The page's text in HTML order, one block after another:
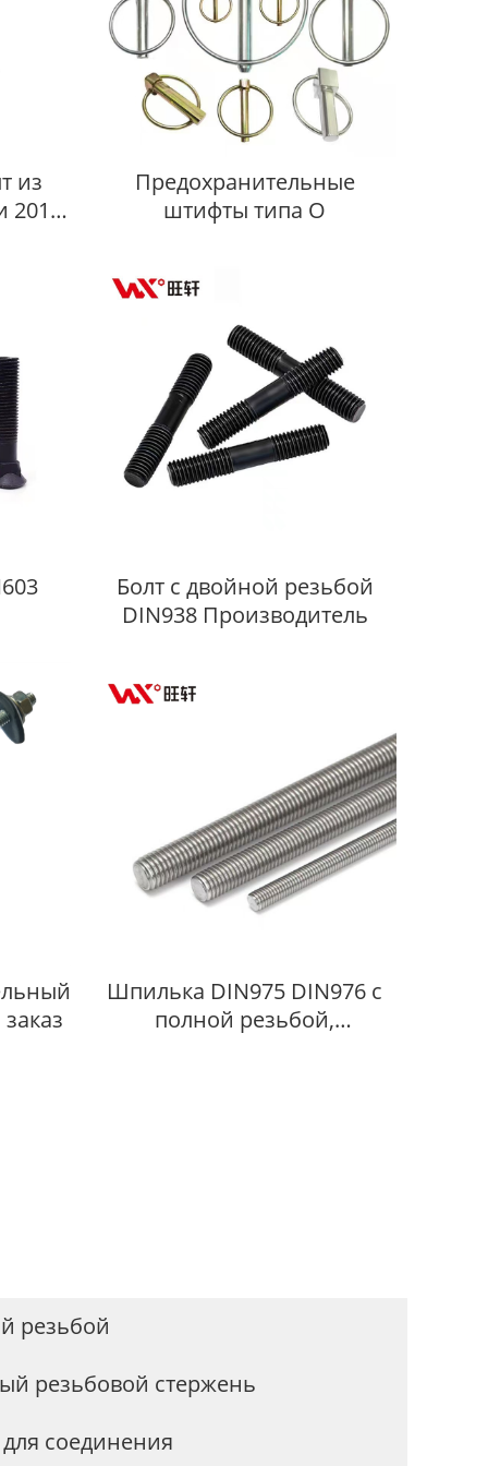
из
201
Предохранительные
штифты типа O
Болт с двойной резьбой
DIN938 Производитель
Шпилька DIN975 DIN976 с
полной резьбой,
резьбой
резьбовой стержень
соединения